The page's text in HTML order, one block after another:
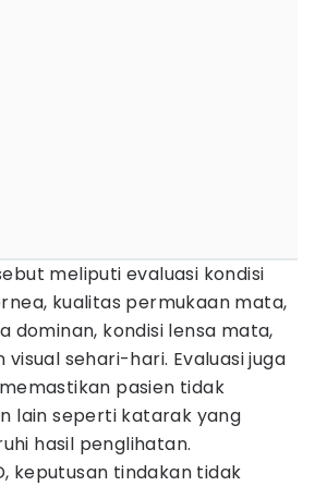
meliputi evaluasi kondisi
kualitas permukaan mata,
dominan, kondisi lensa mata,
sehari-hari. Evaluasi juga
pasien tidak
lain seperti katarak yang
hasil penglihatan.
keputusan tindakan tidak